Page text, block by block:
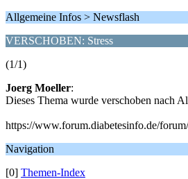
Allgemeine Infos > Newsflash
VERSCHOBEN: Stress
(1/1)
Joerg Moeller:
Dieses Thema wurde verschoben nach
https://www.forum.diabetesinfo.de/
Navigation
[0] Themen-Index